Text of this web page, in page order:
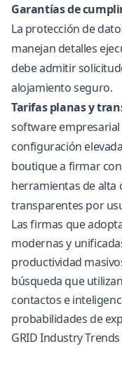
Garantías de
La protección de
manejan detalles
debe admitir
alojamiento seguro.
Tarifas planas y
software
configuración
boutique a firmar
herramientas de alta
transparentes por
Las firmas que
modernas y
productividad
búsqueda que
contactos e
probabilidades de
GRID Industry